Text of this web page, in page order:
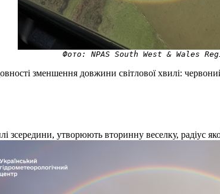
Фото: NPAS South West & Wales
зменшення довжини світлової хвилі:
зсередини, утворюють вторинну веселку, радіус